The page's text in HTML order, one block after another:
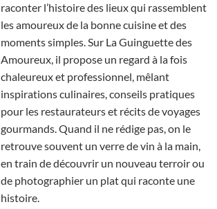
raconter l’histoire des lieux qui rassemblent
les amoureux de la bonne cuisine et des
moments simples. Sur La Guinguette des
Amoureux, il propose un regard à la fois
chaleureux et professionnel, mêlant
inspirations culinaires, conseils pratiques
pour les restaurateurs et récits de voyages
gourmands. Quand il ne rédige pas, on le
retrouve souvent un verre de vin à la main,
en train de découvrir un nouveau terroir ou
de photographier un plat qui raconte une
histoire.